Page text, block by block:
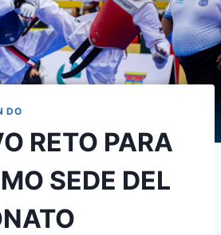
DO
RETO PARA
SEDE DEL